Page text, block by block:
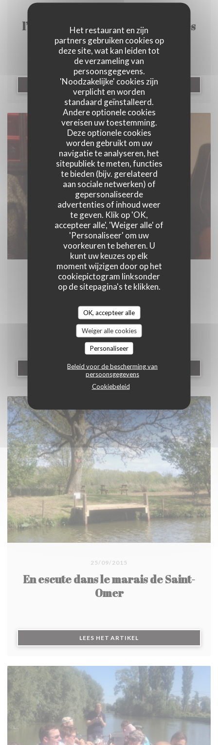
Het restaurant en zijn
partners gebruiken cookies op
deze site, wat kan leiden tot
de verzameling van
persoonsgegevens.
'Noodzakelijke' cookies zijn
verplicht en worden
standaard geïnstalleerd.
Andere optionele cookies
vereisen uw toestemming.
Deze optionele cookies
worden gebruikt om uw
navigatie te analyseren, het
sitepubliek te meten, functies
te bieden (bijv. gerelateerd
aan sociale netwerken) of
gepersonaliseerde
advertenties of inhoud weer
te geven. Klik op 'OK,
accepteer alle', 'Weiger alle' of
'Personaliseer' om uw
voorkeuren te beheren. U
kunt uw keuzes op elk
moment wijzigen door op het
cookiepictogram linksonder
op de sitepagina's te klikken.
OK, accepteer alle
Weiger alle cookies
Personaliseer
Beleid voor de bescherming van
persoonsgegevens
Cookiebeleid
l’année a tenté de passer entre les
gouttes
LEES HET ARTIKEL((OPENT IN EEN NIEUW
26/02/2016
IRISH SWAMP SESSION - soirée
musicale à la Baguernette (lien
VIDEO)
LEES HET ARTIKEL((OPENT IN EEN NIEUW
25/09/2015
En escute dans le marais de Saint-
Omer
LEES HET ARTIKEL((OPENT IN EEN NIEUW